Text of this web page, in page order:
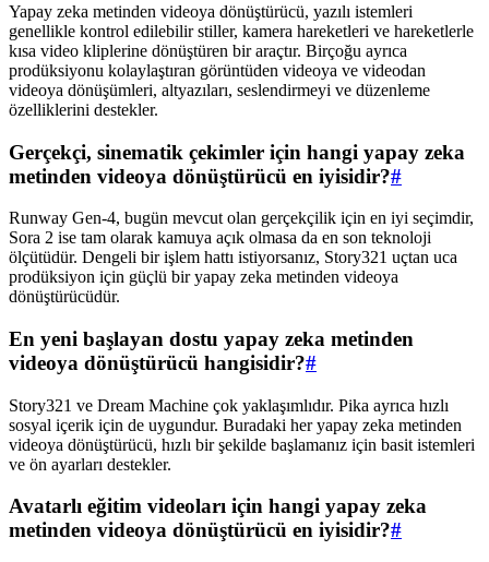
Yapay zeka metinden videoya dönüştürücü, yazılı istemleri
genellikle kontrol edilebilir stiller, kamera hareketleri ve hareketlerle
kısa video kliplerine dönüştüren bir araçtır. Birçoğu ayrıca
prodüksiyonu kolaylaştıran görüntüden videoya ve videodan
videoya dönüşümleri, altyazıları, seslendirmeyi ve düzenleme
özelliklerini destekler.
Gerçekçi, sinematik çekimler için hangi yapay zeka
metinden videoya dönüştürücü en iyisidir?#
Runway Gen-4, bugün mevcut olan gerçekçilik için en iyi seçimdir,
Sora 2 ise tam olarak kamuya açık olmasa da en son teknoloji
ölçütüdür. Dengeli bir işlem hattı istiyorsanız, Story321 uçtan uca
prodüksiyon için güçlü bir yapay zeka metinden videoya
dönüştürücüdür.
En yeni başlayan dostu yapay zeka metinden
videoya dönüştürücü hangisidir?#
Story321 ve Dream Machine çok yaklaşımlıdır. Pika ayrıca hızlı
sosyal içerik için de uygundur. Buradaki her yapay zeka metinden
videoya dönüştürücü, hızlı bir şekilde başlamanız için basit istemleri
ve ön ayarları destekler.
Avatarlı eğitim videoları için hangi yapay zeka
metinden videoya dönüştürücü en iyisidir?#